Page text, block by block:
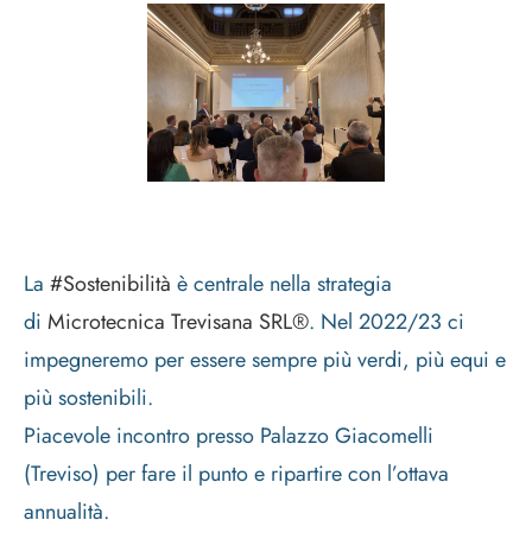
La #Sostenibilità è centrale nella strategia
di Microtecnica Trevisana SRL®. Nel 2022/23 ci
impegneremo per essere sempre più verdi, più equi e
più sostenibili.
Piacevole incontro presso Palazzo Giacomelli
(Treviso) per fare il punto e ripartire con l’ottava
annualità.